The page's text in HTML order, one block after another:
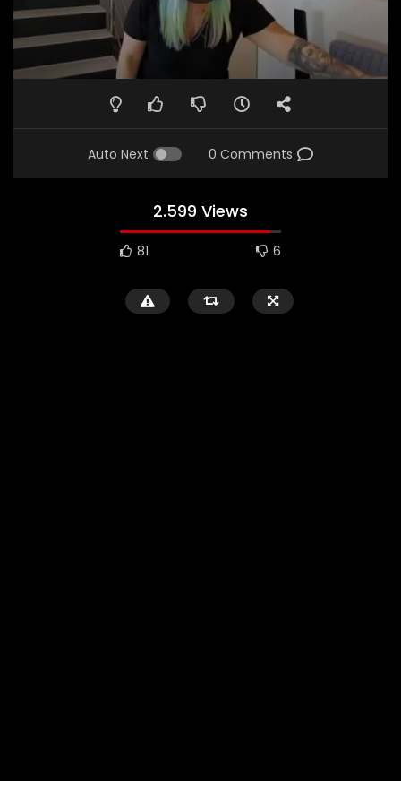
Auto Next 0 Comments
2.599 Views
81 6